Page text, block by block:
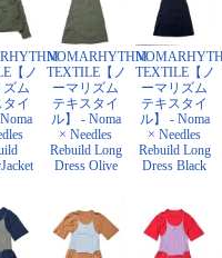
【ノ
ズム
イ
NOMARHYTHM
TEXTILE【ノ
ーマリズム
テキスタイ
ル】 - Noma
× Needles
Rebuild Long
Dress Olive
TEXTILE【ノ
ーマリズム
テキスタイ
ル】 - Noma
× Needles
Rebuild Long
Dress Black